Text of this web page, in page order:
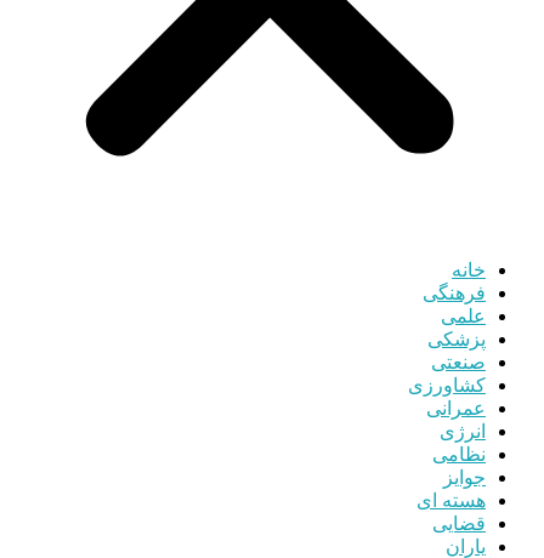
خانه
فرهنگی
علمی
پزشکی
صنعتی
کشاورزی
عمرانی
انرژی
نظامی
جوایز
هسته ای
قضایی
یاران